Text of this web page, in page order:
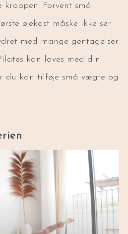
Forvent små
øjekast måske ikke ser
med mange gentagelser
kan laves med din
du kan tilføje små vægte og